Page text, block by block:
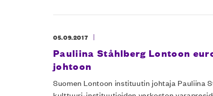
05.09.2017 |
Pauliina Ståhlberg Lontoon
johtoon
Suomen Lontoon instituutin johtaja Pauliina